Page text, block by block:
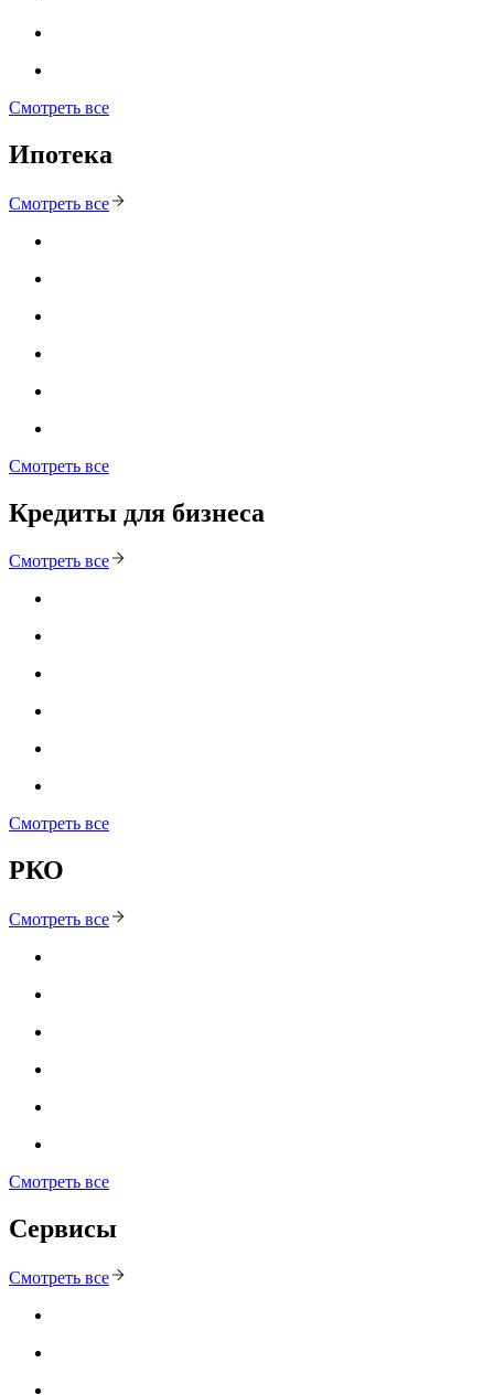
Смотреть все
Ипотека
Смотреть все
Смотреть все
Кредиты для бизнеса
Смотреть все
Смотреть все
РКО
Смотреть все
Смотреть все
Сервисы
Смотреть все